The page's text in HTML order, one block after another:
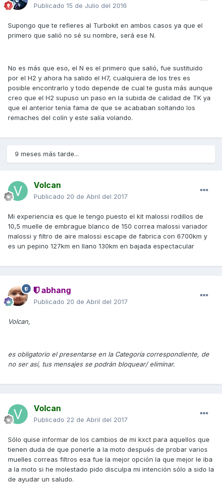
Publicado 15 de Julio del 2016
Supongo que te refieres al Turbokit en ambos casos ya que el
primero que salió no sé su nombre, será ese N.
No es más que eso, el N es el primero que salió, fue sustituido
por el H2 y ahora ha salido el H7, cualquiera de los tres es
posible encontrarlo y todo depende de cual te gusta más aunque
creo que el H2 supuso un paso en la subida de calidad de TK ya
que el anterior tenía fama de que se acababan soltando los
remaches del colín y este salía volando.
9 meses más tarde...
Volcan
Publicado 20 de Abril del 2017
Mi experiencia es que le tengo puesto el kit malossi rodillos de
10,5 muelle de embrague blanco de 150 correa malossi variador
malossi y filtro de aire malossi escape de fabrica con 6700km y
es un pepino 127km en llano 130km en bajada espectacular
abhang
Publicado 20 de Abril del 2017
Volcan,
es obligatorio el presentarse en la Categoría correspondiente, de
no ser así, tus mensajes se podrán bloquear/ eliminar.
Volcan
Publicado 22 de Abril del 2017
Sólo quise informar de los cambios de mi kxct para aquellos que
tienen duda de que ponerle a la moto después de probar varios
muelles correas filtros esa fue la mejor opción la que mejor le iba
a la moto si he molestado pido disculpa mi intención sólo a sido la
de ayudar un saludo.